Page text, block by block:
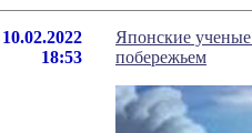
10.02.2022
18:53
Японские
побережьем